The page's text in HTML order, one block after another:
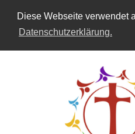
Diese Webseite verwendet
Datenschutzerklärung.